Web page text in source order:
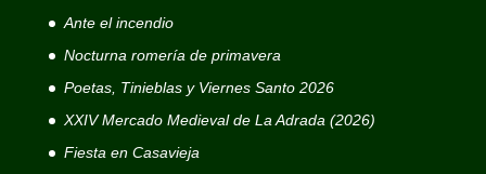
Ante el incendio
Nocturna romería de primavera
Poetas, Tinieblas y Viernes Santo 2026
XXIV Mercado Medieval de La Adrada (2026)
Fiesta en Casavieja